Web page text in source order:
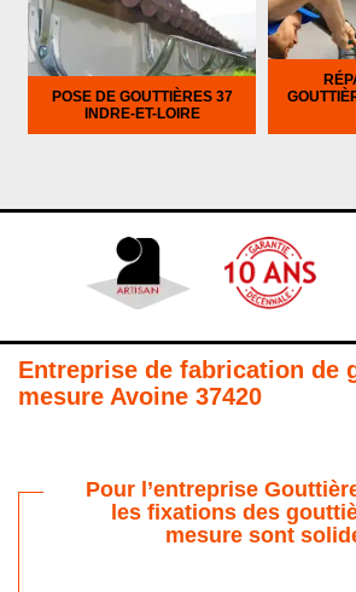
POSE DE GOUTTIÈRES 37
INDRE-ET-LOIRE
Entreprise de fabrication de
mesure Avoine 37420
Pour l’entreprise
les fixations des
mesure sont